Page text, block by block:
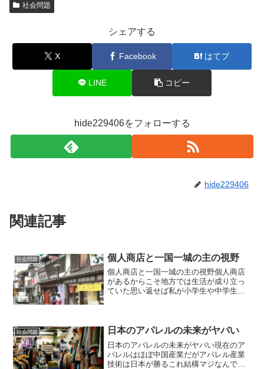
社会問題
シェアする
X Facebook はてブ
LINE コピー
hide229406をフォローする
hide229406
関連記事
社会問題 個人商店と一国一城の主の視野
個人商店と一国一城の主の視野個人商店
があるからこそ地方では生活が成り立っ
ていた思い返せば私が小学生や中学生の
物店、〇〇旅館、〇〇電気...
社会問題 日本のアパレルの未来がヤバい
日本のアパレルの未来がヤバい現在のア
パレルはほぼ中国産業だがアパレル産業
技術は日本が勝るこれ結構マジなんです